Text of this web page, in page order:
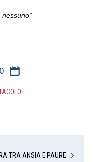
TRA ANSIA E PAURE